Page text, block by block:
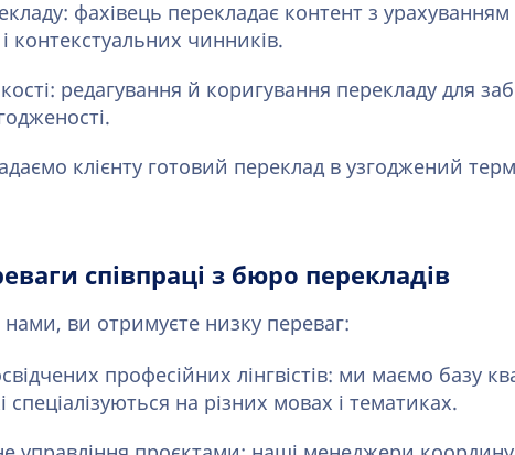
фахівець перекладає контент з урахуванням
контекстуальних чинників.
редагування й коригування перекладу для
клієнту готовий переклад в узгоджений
співпраці з бюро перекладів
ви отримуєте низку переваг:
професійних лінгвістів: ми маємо базу
спеціалізуються на різних мовах і тематиках.